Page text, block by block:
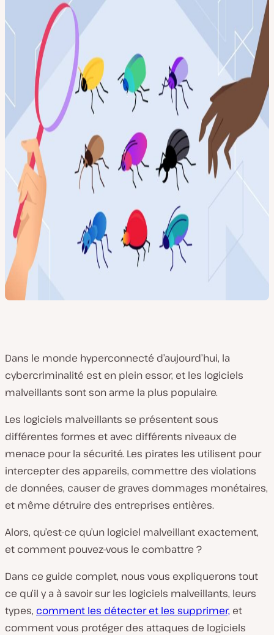
Dans le monde hyperconnecté d’aujourd’hui, la
cybercriminalité est en plein essor, et les logiciels
malveillants sont son arme la plus populaire.
Les logiciels malveillants se présentent sous
différentes formes et avec différents niveaux de
menace pour la sécurité. Les pirates les utilisent pour
intercepter des appareils, commettre des violations
de données, causer de graves dommages monétaires,
et même détruire des entreprises entières.
Alors, qu’est-ce qu’un logiciel malveillant exactement,
et comment pouvez-vous le combattre ?
Dans ce guide complet, nous vous expliquerons tout
ce qu’il y a à savoir sur les logiciels malveillants, leurs
types, comment les détecter et les supprimer, et
comment vous protéger des attaques de logiciels